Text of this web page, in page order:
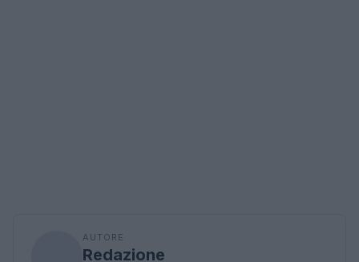
AUTORE
Redazione